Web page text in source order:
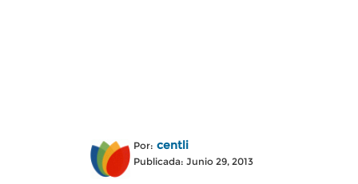
Por: centli
Publicada: Junio 29, 2013